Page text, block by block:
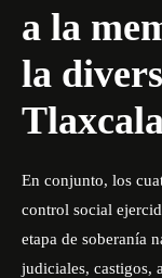
a la
la
En conjunto, los
control social
etapa de soberanía
judiciales, castigos,